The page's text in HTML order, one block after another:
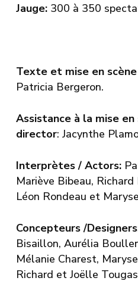
Jauge: 300 à 350
Texte et mise en
Patricia Bergeron.
Assistance à la mise
director: Jacynthe
Interprètes / Actors:
Mariève Bibeau,
Léon Rondeau et
Concepteurs /
Bisaillon, Aurélia
Mélanie Charest,
Richard et Joëlle